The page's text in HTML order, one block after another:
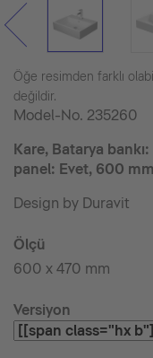
Öğe resimden farklı
değildir.
Model-No. 235260
Kare, Batarya bankı:
panel: Evet, 600
Design by Duravit
Ölçü
600 x 470 mm
Versiyon